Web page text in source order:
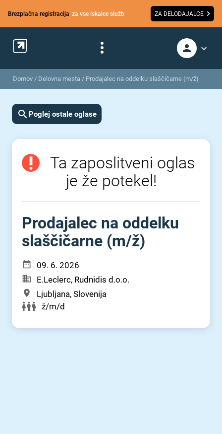
Brezplačna registracija za vse iskalce služb ZA DELODAJALCE
Domov / Delovna mesta / Prodajalec na oddelku slaščičarne (m/ž)
Poglej ostale oglase
Ta zaposlitveni oglas
je že potekel!
Prodajalec na oddelku
slaščičarne (m⁠/⁠ž)
09. 6. 2026
E.Leclerc, Rudnidis d.o.o.
Ljubljana, Slovenija
ž/m/d